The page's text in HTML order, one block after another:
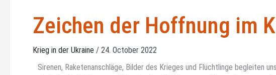
Zeichen der Hoffnung im
Krieg in der Ukraine / 24. October 2022
Sirenen, Raketenanschläge, Bilder des Krieges und Flüchtlinge begleiten